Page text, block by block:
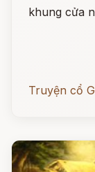
khung cửa
Truyện cổ